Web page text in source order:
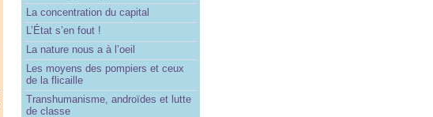
La concentration du capital
L’État s’en fout !
La nature nous a à l’oeil
Les moyens des pompiers et ceux
de la flicaille
Transhumanisme, androïdes et lutte
de classe